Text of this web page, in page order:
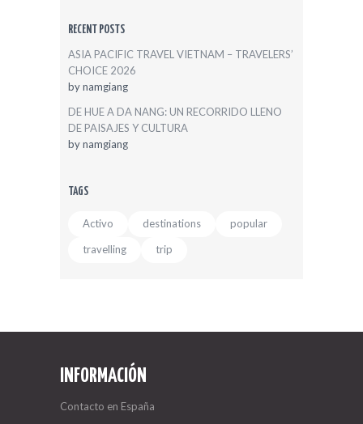
RECENT POSTS
ASIA PACIFIC TRAVEL VIETNAM – TRAVELERS’
CHOICE 2026
bynamgiang
DE HUE A DA NANG: UN RECORRIDO LLENO
DE PAISAJES Y CULTURA
bynamgiang
TAGS
Activo destinations
popular
travelling
trip
INFORMACIÓN
Contacto en España